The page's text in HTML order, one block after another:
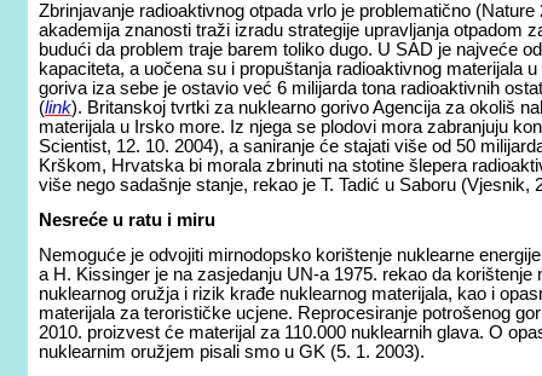
Zbrinjavanje radioaktivnog otpada vrlo je problematično
akademija znanosti traži izradu strategije upravljanja otpadom
budući da problem traje barem toliko dugo. U SAD je najveće
kapaciteta, a uočena su i propuštanja radioaktivnog materijala
goriva iza sebe je ostavio već 6 milijarda tona radioaktivnih
(link). Britanskoj tvrtki za nuklearno gorivo Agencija za okoliš
materijala u Irsko more. Iz njega se plodovi mora zabranjuju
Scientist, 12. 10. 2004), a saniranje će stajati više od 50
Krškom, Hrvatska bi morala zbrinuti na stotine šlepera
više nego sadašnje stanje, rekao je T. Tadić u Saboru (Vjesnik,
Nesreće u ratu i miru
Nemoguće je odvojiti mirnodopsko korištenje nuklearne
a H. Kissinger je na zasjedanju UN-a 1975. rekao da
nuklearnog oružja i rizik krađe nuklearnog materijala, kao i
materijala za terorističke ucjene. Reprocesiranje potrošenog
2010. proizvest će materijal za 110.000 nuklearnih glava. O
nuklearnim oružjem pisali smo u GK (5. 1. 2003).